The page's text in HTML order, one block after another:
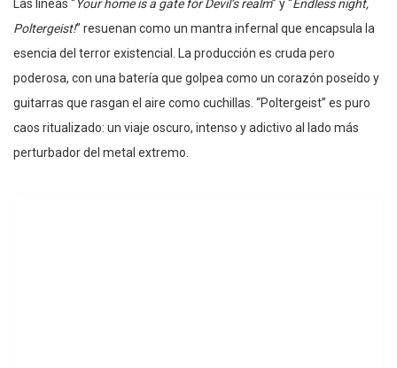
Las líneas “ Your home is a gate for Devil’s realm” y “Endless night,
Poltergeist!” resuenan como un mantra infernal que encapsula la
esencia del terror existencial. La producción es cruda pero
poderosa, con una batería que golpea como un corazón poseído y
guitarras que rasgan el aire como cuchillas. “Poltergeist” es puro
caos ritualizado: un viaje oscuro, intenso y adictivo al lado más
perturbador del metal extremo.